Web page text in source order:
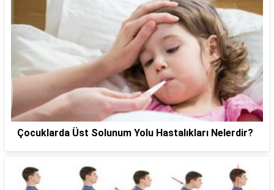
Çocuklarda Üst Solunum Yolu Hastalıkları Nelerdir?